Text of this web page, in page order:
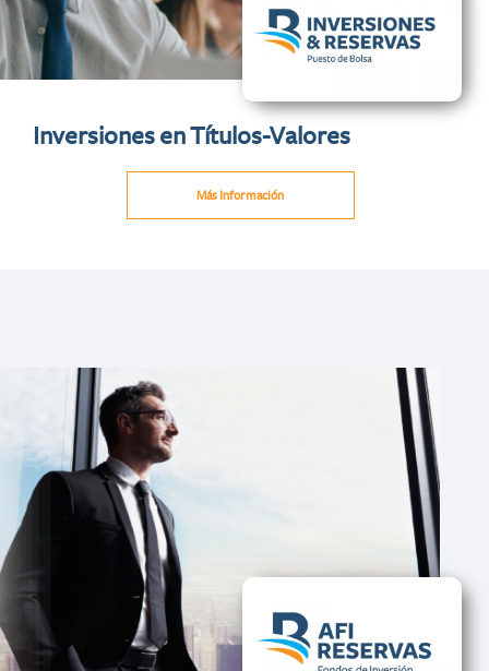
Inversiones en Títulos-Valores
Más Información